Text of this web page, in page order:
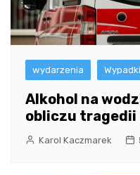
wydarzenia Wypadki
Alkohol na
obliczu tragedii
Karol Kaczmarek